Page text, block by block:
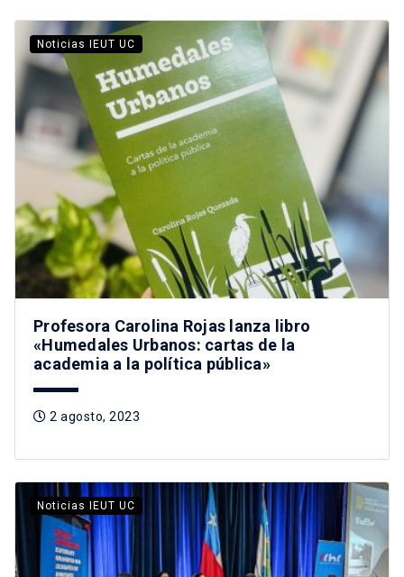
Noticias IEUT UC
Profesora Carolina Rojas lanza libro
«Humedales Urbanos: cartas de la
academia a la política pública»
2 agosto, 2023
Noticias IEUT UC